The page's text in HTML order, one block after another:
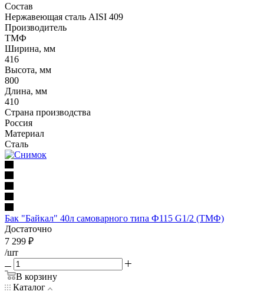
Состав
Нержавеющая сталь AISI 409
Производитель
ТМФ
Ширина, мм
416
Высота, мм
800
Длина, мм
410
Страна производства
Россия
Материал
Сталь
Бак "Байкал" 40л самоварного типа Ф115 G1/2 (ТМФ)
Достаточно
7 299 ₽
/шт
В корзину
Каталог